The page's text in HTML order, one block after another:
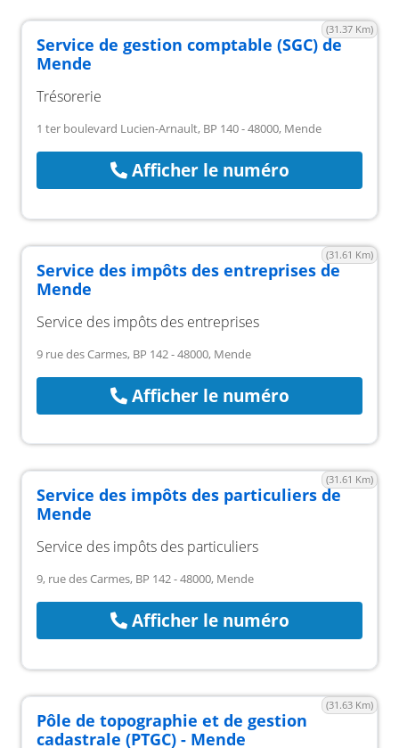
(31.37 Km)
Service de gestion comptable (SGC) de
Mende
Trésorerie
1 ter boulevard Lucien-Arnault, BP 140 - 48000, Mende
Afficher le numéro
(31.61 Km)
Service des impôts des entreprises de
Mende
Service des impôts des entreprises
9 rue des Carmes, BP 142 - 48000, Mende
Afficher le numéro
(31.61 Km)
Service des impôts des particuliers de
Mende
Service des impôts des particuliers
9, rue des Carmes, BP 142 - 48000, Mende
Afficher le numéro
(31.63 Km)
Pôle de topographie et de gestion
cadastrale (PTGC) - Mende